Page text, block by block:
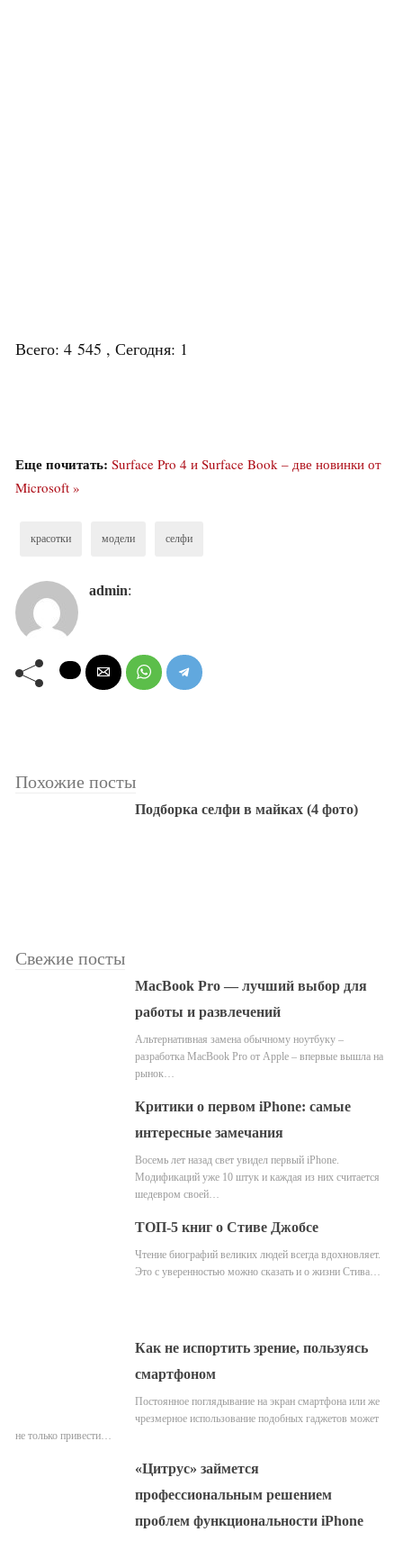
Всего: 4 545 , Сегодня: 1
Еще почитать: Surface Pro 4 и Surface Book – две новинки от
Microsoft »
красотки модели селфи
admin:
Похожие посты
Подборка селфи в майках (4 фото)
Свежие посты
MacBook Pro — лучший выбор для
работы и развлечений
Альтернативная замена обычному ноутбуку –
разработка MacBook Pro от Apple – впервые вышла на
рынок…
Критики о первом iPhone: самые
интересные замечания
Восемь лет назад свет увидел первый iPhone.
Модификаций уже 10 штук и каждая из них считается
шедевром своей…
ТОП-5 книг о Стиве Джобсе
Чтение биографий великих людей всегда вдохновляет.
Это с уверенностью можно сказать и о жизни Стива…
Как не испортить зрение, пользуясь
смартфоном
Постоянное поглядывание на экран смартфона или же
чрезмерное использование подобных гаджетов может
не только привести…
«Цитрус» займется
профессиональным решением
проблем функциональности iPhone